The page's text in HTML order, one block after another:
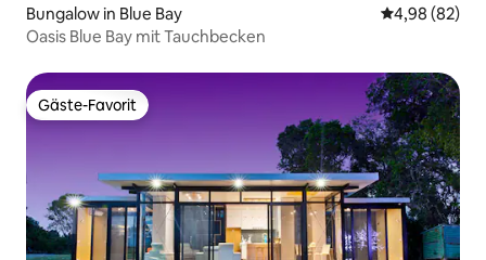
Bungalow in Blue Bay
4,98 (82)
Oasis Blue Bay mit Tauchbecken
Gäste-Favorit
Gäste-Favorit